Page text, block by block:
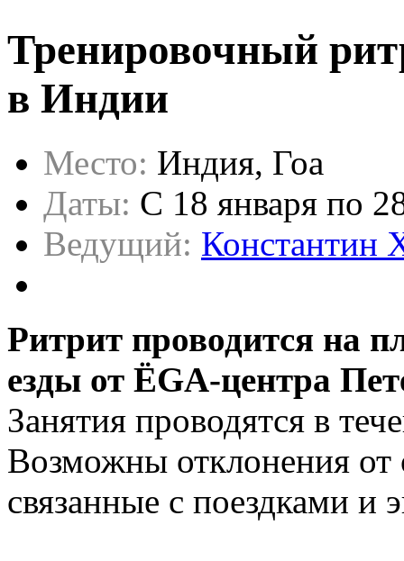
Тренировочный
в Индии
Место: Индия, Гоа
Даты: C 18 января по
Ведущий: Константин
Ритрит проводится на
езды от ЁGА-центра
Занятия проводятся в
Возможны отклонения
связанные с поездками и